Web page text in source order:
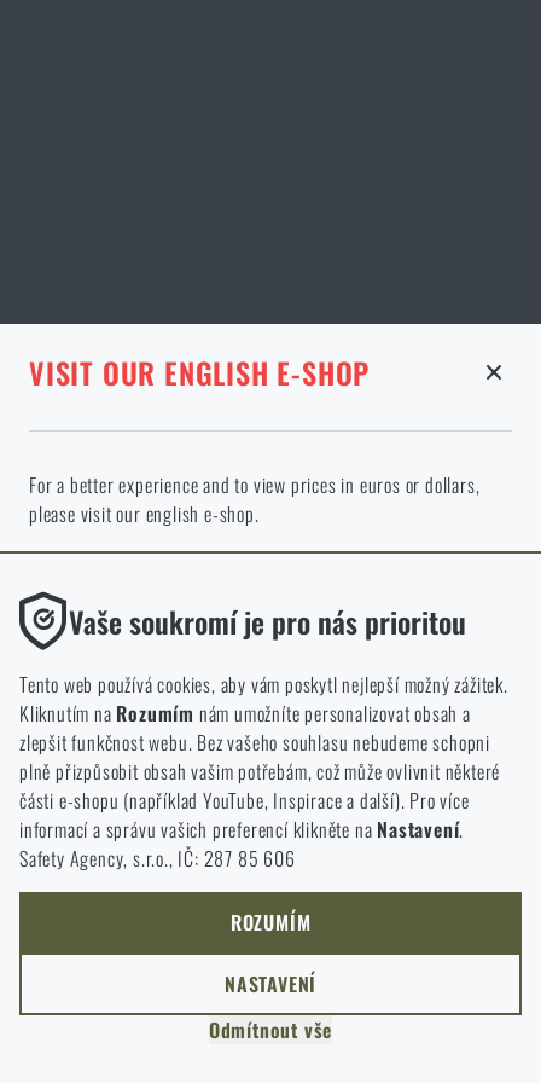
STRÁNKA V DANÉM JAZYCE NEEXISTUJE
Ve vámi vybraném jazyce stránka neexistuje. Můžete tedy zůstat
zde, nebo přejít na hlavní stránku cílového jazyka. Jakou možnost
si vyberete?
ZŮSTANU TADY
PŘEJÍT DO KOŠÍKU
ODEJÍT
ROZUMÍM, POKRAČOVAT
VISIT OUR ENGLISH E-SHOP
For a better experience and to view prices in euros or dollars,
please visit our english e-shop.
I WILL STAY HERE
GO TO RIGAD.COM
Vaše soukromí je pro nás prioritou
Tento web používá cookies, aby vám poskytl nejlepší možný zážitek.
Kliknutím na Rozumím nám umožníte personalizovat obsah a
zlepšit funkčnost webu. Bez vašeho souhlasu nebudeme schopni
plně přizpůsobit obsah vašim potřebám, což může ovlivnit některé
části e-shopu (například YouTube, Inspirace a další). Pro více
informací a správu vašich preferencí klikněte na Nastavení.
Safety Agency, s.r.o., IČ: 287 85 606
Funkční
Bez nich by náš web vůbec nefungoval. U těchto cookies není
možné zakázat jejich ukládání.
Analytické
Do těchto cookies se anonymně ukládá, jakým způsobem
procházíte a používáte náš web. Pomáhají nám lépe chápat, co
se našim zákazníkům líbí a kterým směrem se máme ubírat.
Marketingové
Tyto cookies nám pomáhají optimalizovat reklamu směřující na
náš e-shop, aby byla co nejvíce efektivní a náš obchod se mohl
neustále rozvíjet a zlepšovat.
Díky těmto cookies dokážeme reklamu personalizovat a nabízet
ROZUMÍM
NASTAVENÍ
Odmítnout vše